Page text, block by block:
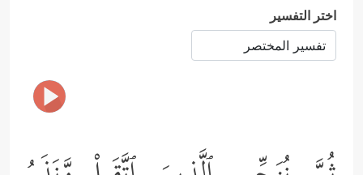
اختر التفسير